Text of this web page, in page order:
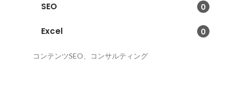
SEO 0
Excel 0
コンテンツSEO、コンサルティング